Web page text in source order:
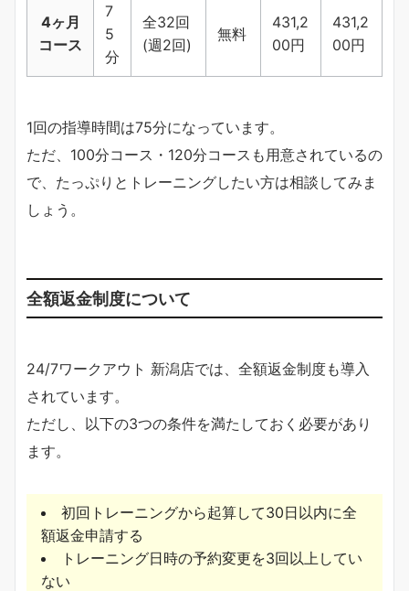
4ヶ月
コース
7
5
分
全32回
(週2回)
無料
431,2
00円
431,2
00円
1回の指導時間は75分になっています。
ただ、100分コース・120分コースも用意されているの
で、たっぷりとトレーニングしたい方は相談してみま
しょう。
全額返金制度について
24/7ワークアウト 新潟店では、全額返金制度も導入
されています。
ただし、以下の3つの条件を満たしておく必要があり
ます。
初回トレーニングから起算して30日以内に全
額返金申請する
トレーニング日時の予約変更を3回以上してい
ない